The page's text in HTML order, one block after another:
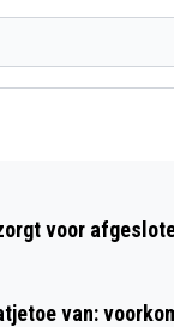
GRATIS
voor
van: